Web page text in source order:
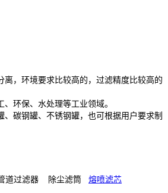
离，环境要求比较高的，过滤精度比较高的
环保、水处理等工业领域。
、碳钢罐、不锈钢罐，也可根据用户要求制
道过滤器 除尘滤筒 熔喷滤芯